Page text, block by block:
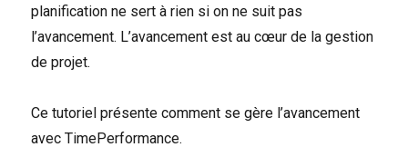
planification ne sert à rien si on ne suit pas
l’avancement. L’avancement est au cœur de la gestion
de projet.
Ce tutoriel présente comment se gère l’avancement
avec TimePerformance.